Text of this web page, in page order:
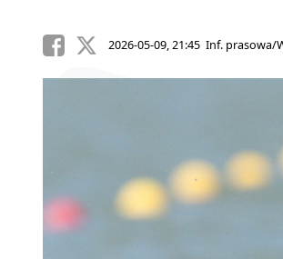
2026-05-09, 21:45 Inf. prasowa/